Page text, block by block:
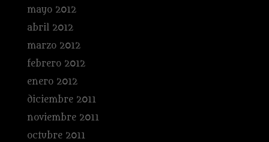
mayo 2012
abril 2012
marzo 2012
febrero 2012
enero 2012
diciembre 2011
noviembre 2011
octubre 2011